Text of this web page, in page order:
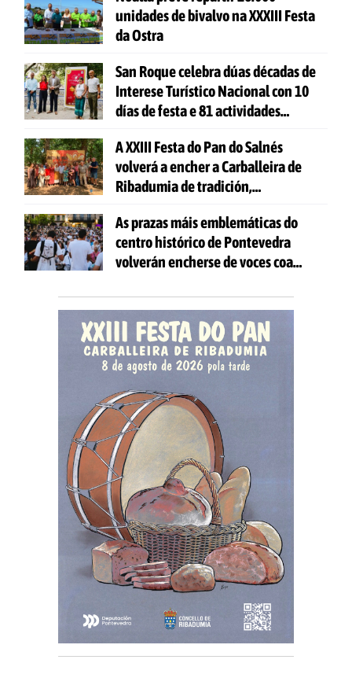
unidades de bivalvo na XXXIII Festa
da Ostra
San Roque celebra dúas décadas de
Interese Turístico Nacional con 10
días de festa e 81 actividades
A XXIII Festa do Pan do Salnés
volverá a encher a Carballeira de
Ribadumia de tradición,
todas as idades
As prazas máis emblemáticas do
centro histórico de Pontevedra
volverán encherse de voces coa